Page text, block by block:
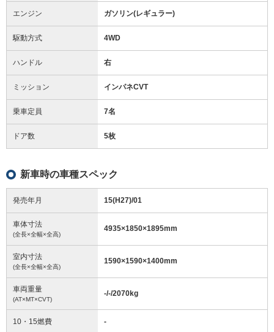
エンジン ガソリン(レギュラー)
駆動方式 4WD
ハンドル 右
ミッション インパネCVT
乗車定員 7名
ドア数 5枚
新車時の車種スペック
発売年月 15(H27)/01
車体寸法
(全長×全幅×全高)
4935×1850×1895mm
室内寸法
(全長×全幅×全高)
1590×1590×1400mm
車両重量
(AT×MT×CVT)
-/-/2070kg
10・15燃費 -